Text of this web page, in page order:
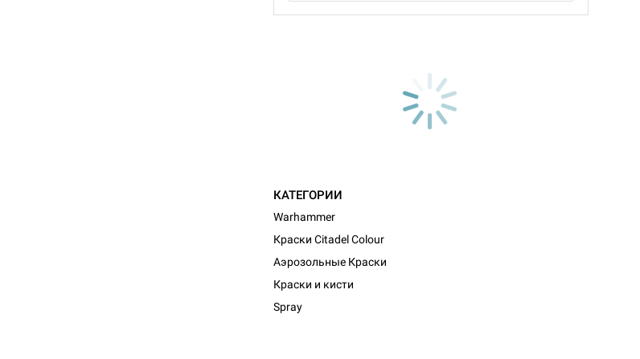
КАТЕГОРИИ
Warhammer
Краски Citadel Colour
Аэрозольные Краски
Краски и кисти
Spray
Настольная игра Hobby World Монстры